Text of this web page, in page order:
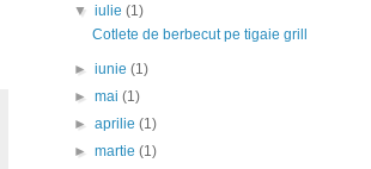
▼iulie(1)
Cotlete de berbecut pe tigaie grill
►iunie(1)
►mai(1)
►aprilie(1)
►martie(1)